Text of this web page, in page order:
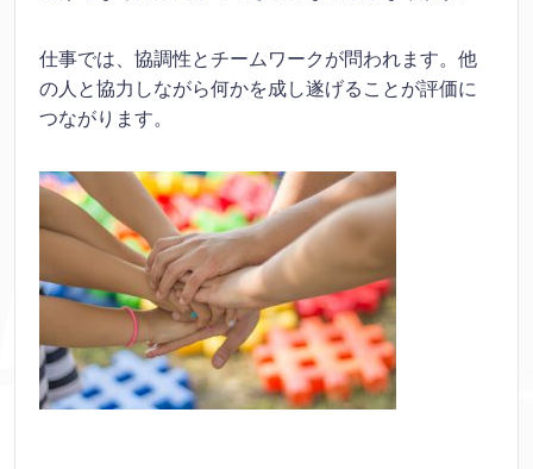
仕事では、協調性とチームワークが問われます。他
の人と協力しながら何かを成し遂げることが評価に
つながります。